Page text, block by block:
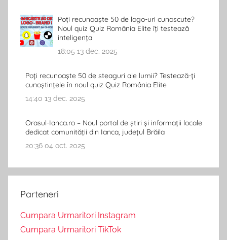
Poți recunoaște 50 de logo-uri cunoscute?
Noul quiz Quiz România Elite îți testează
inteligența
18:05 13 dec. 2025
Poți recunoaște 50 de steaguri ale lumii? Testează-ți
cunoștințele în noul quiz Quiz România Elite
14:40 13 dec. 2025
Orasul-Ianca.ro – Noul portal de știri și informații locale
dedicat comunității din Ianca, județul Brăila
20:36 04 oct. 2025
Parteneri
Cumpara Urmaritori Instagram
Cumpara Urmaritori TikTok